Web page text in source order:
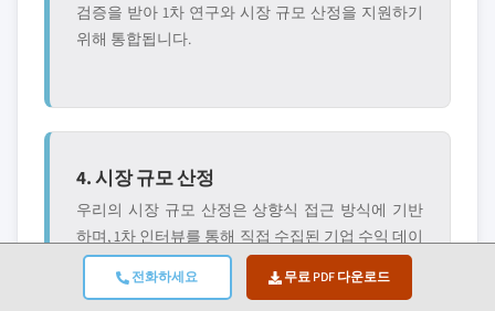
전화하세요 무료 PDF 다운로드
검증을 받아 1차 연구와 시장 규모 산정을 지원하기
위해 통합됩니다.
4. 시장 규모 산정
우리의 시장 규모 산정은 상향식 접근 방식에 기반
하며, 1차 인터뷰를 통해 직접 수집된 기업 수익 데이
터와 함께 제조업체의 생산량 수치 및 설치 또는 배
포 통계를 활용합니다. 이러한 입력값들을 지역 시